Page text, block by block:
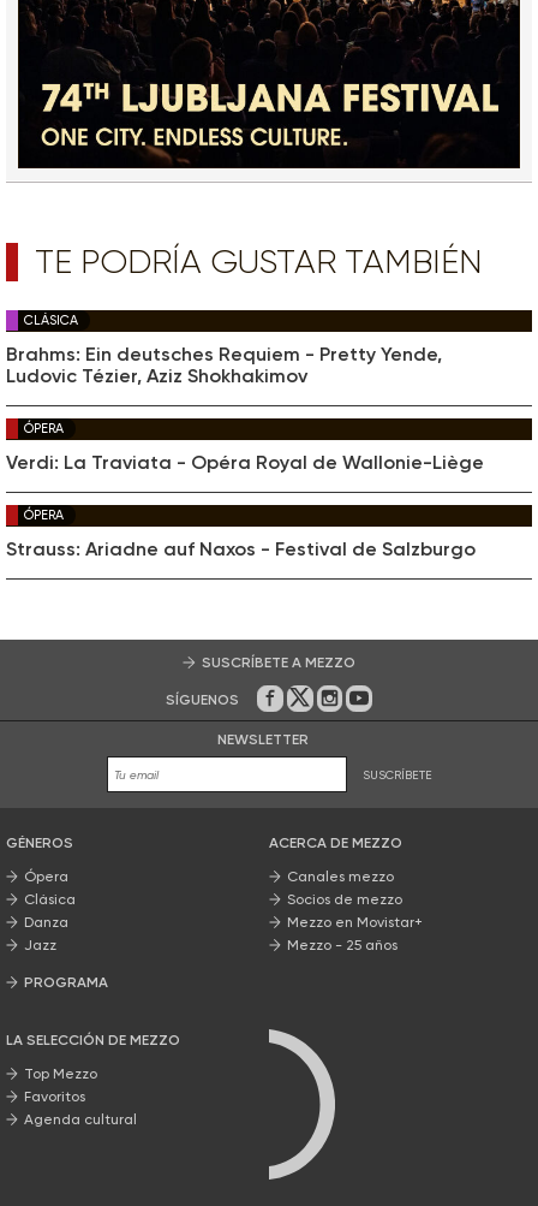
TE PODRÍA GUSTAR TAMBIÉN
CLÁSICA
Brahms: Ein deutsches Requiem - Pretty Yende,
Ludovic Tézier, Aziz Shokhakimov
ÓPERA
Verdi: La Traviata - Opéra Royal de Wallonie-Liège
ÓPERA
Strauss: Ariadne auf Naxos - Festival de Salzburgo
SUSCRÍBETE A MEZZO
SÍGUENOS En Facebook
En Twitter
En Instagram
En Youtube
NEWSLETTER
SUSCRÍBETE
GÉNEROS
Ópera
Clásica
Danza
Jazz
PROGRAMA
LA SELECCIÓN DE MEZZO
Top Mezzo
Favoritos
Agenda cultural
ACERCA DE MEZZO
Canales mezzo
Socios de mezzo
Mezzo en Movistar+
Mezzo - 25 años